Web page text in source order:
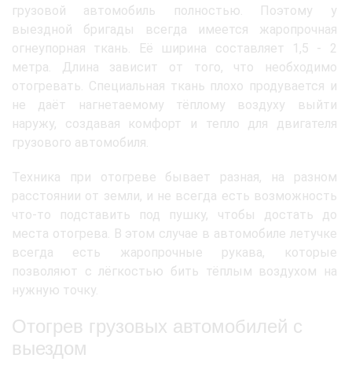
грузовой автомобиль полностью. Поэтому у
выездной бригады всегда имеется жаропрочная
огнеупорная ткань. Её ширина составляет 1,5 - 2
метра. Длина зависит от того, что необходимо
отогревать. Специальная ткань плохо продувается и
не даёт нагнетаемому тёплому воздуху выйти
наружу, создавая комфорт и тепло для двигателя
грузового автомобиля.
Техника при отогреве бывает разная, на разном
расстоянии от земли, и не всегда есть возможность
что-то подставить под пушку, чтобы достать до
места отогрева. В этом случае в автомобиле летучке
всегда есть жаропрочные рукава, которые
позволяют с лёгкостью бить тёплым воздухом на
нужную точку.
Отогрев грузовых автомобилей с
выездом